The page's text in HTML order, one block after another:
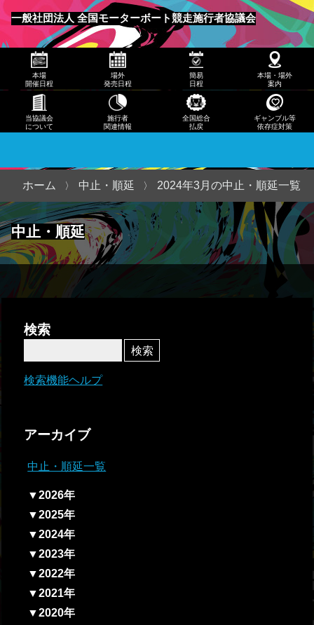
一般社団法人 全国モーターボート競走施行者協議会
メニュー
発売
日程
日程
本
場・
案内
当協
議会
につ
いて
本場
開催日程
場外
発売日程
簡易
日程
本場・場外
案内
当協議会
について
施行者
関連情報
全国総合
払戻
ギャンブル等
依存症対策
中止・順延
ホーム 中止・順延 2024年3月の中止・順延一覧
検索
検索機能ヘルプ
アーカイブ
中止・順延一覧
▼2026年
▼2025年
▼2024年
▼2023年
▼2022年
▼2021年
▼2020年